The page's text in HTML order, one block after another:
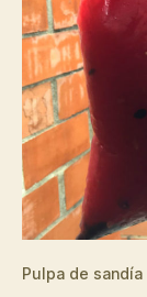
Pulpa de